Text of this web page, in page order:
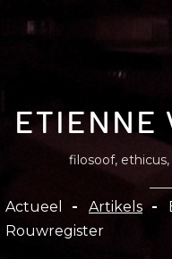
inhoud
gaan
Etienne
filosoof,
Hoofdnavigatie
Actueel Artikels
Rouwregister